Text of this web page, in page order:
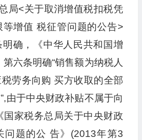
局<关于取消增值税扣税凭
等增值 税征管问题的公告>
确，《中华人民共和国增
六条明确“销售额为纳税人
劳务向购 买方收取的全部
由于中央财政补贴不属于向
国家税务总局关于中央财政
问题的公 告》(2013年第3